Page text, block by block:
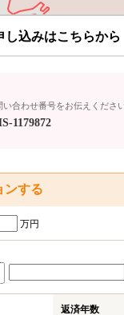
込みはこちらから
い合わせ番号をお伝えくださ
1179872
ンする
万円
返済年数